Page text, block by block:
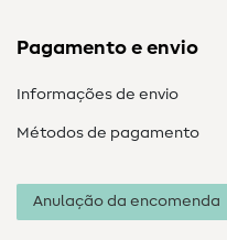
Pagamento e envio
Informações de envio
Métodos de pagamento
Anulação da encomenda